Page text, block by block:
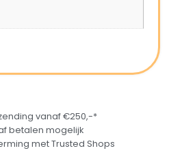
vanaf €250,-*
betalen mogelijk
met Trusted Shops